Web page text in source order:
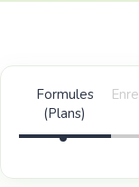
Formules
(Plans)